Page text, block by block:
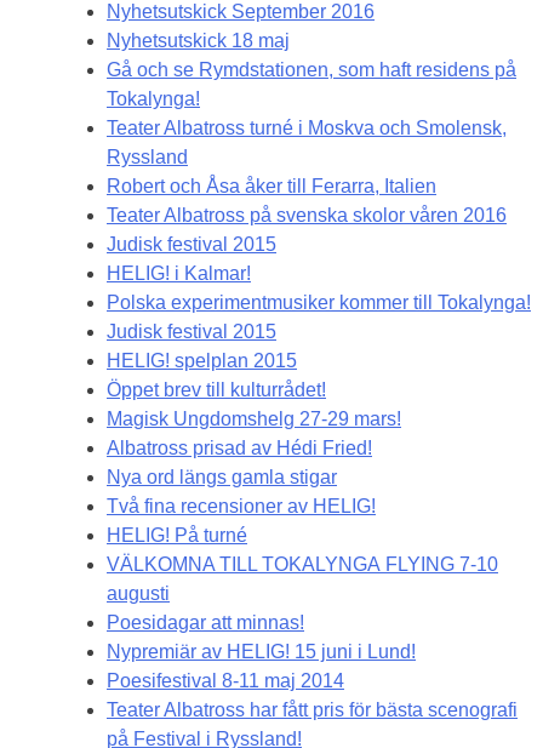
Nyhetsutskick September 2016
Nyhetsutskick 18 maj
Gå och se Rymdstationen, som haft residens på
Tokalynga!
Teater Albatross turné i Moskva och Smolensk,
Ryssland
Robert och Åsa åker till Ferarra, Italien
Teater Albatross på svenska skolor våren 2016
Judisk festival 2015
HELIG! i Kalmar!
Polska experimentmusiker kommer till Tokalynga!
Judisk festival 2015
HELIG! spelplan 2015
Öppet brev till kulturrådet!
Magisk Ungdomshelg 27-29 mars!
Albatross prisad av Hédi Fried!
Nya ord längs gamla stigar
Två fina recensioner av HELIG!
HELIG! På turné
VÄLKOMNA TILL TOKALYNGA FLYING 7-10
augusti
Poesidagar att minnas!
Nypremiär av HELIG! 15 juni i Lund!
Poesifestival 8-11 maj 2014
Teater Albatross har fått pris för bästa scenografi
på Festival i Ryssland!